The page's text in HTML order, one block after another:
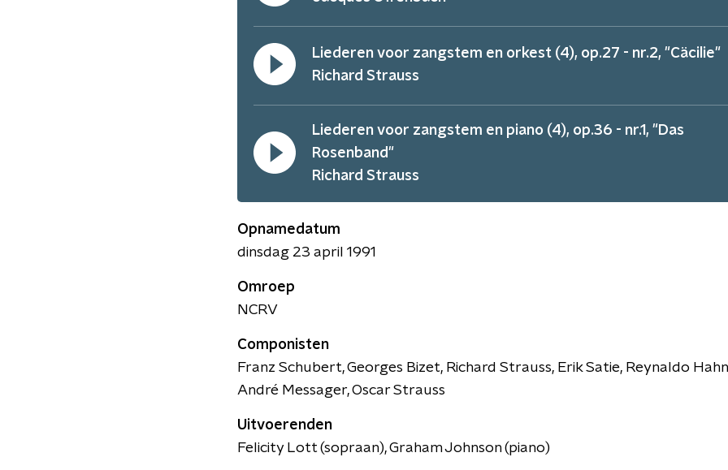
Liederen voor zangstem en orkest (4), op.27 - nr.2, "Cäcilie"
Richard Strauss
Liederen voor zangstem en piano (4), op.36 - nr.1, "Das
Rosenband"
Richard Strauss
Opnamedatum
dinsdag 23 april 1991
Omroep
NCRV
Componisten
Franz Schubert, Georges Bizet, Richard Strauss, Erik Satie, Reynaldo
André Messager, Oscar Strauss
Uitvoerenden
Felicity Lott (sopraan), Graham Johnson (piano)